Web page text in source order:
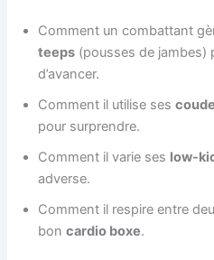
Comment un combattant
teeps (pousses de jambes)
d’avancer.
Comment il utilise ses
pour surprendre.
Comment il varie ses low-
adverse.
Comment il respire entre
boncardio boxe.